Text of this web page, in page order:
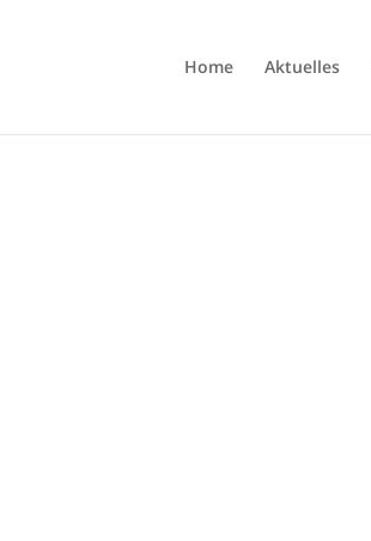
Home Aktuelles